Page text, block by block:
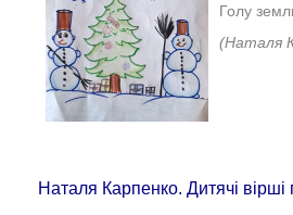
Голу
(Наталя
Наталя Карпенко. Дитячі вірші